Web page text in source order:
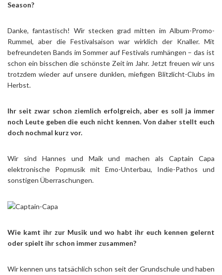
Season?
Danke, fantastisch! Wir stecken grad mitten im Album-Promo-
Rummel, aber die Festivalsaison war wirklich der Knaller. Mit
befreundeten Bands im Sommer auf Festivals rumhängen – das ist
schon ein bisschen die schönste Zeit im Jahr. Jetzt freuen wir uns
trotzdem wieder auf unsere dunklen, miefigen Blitzlicht-Clubs im
Herbst.
Ihr seit zwar schon ziemlich erfolgreich, aber es soll ja immer
noch Leute geben die euch nicht kennen. Von daher stellt euch
doch nochmal kurz vor.
Wir sind Hannes und Maik und machen als Captain Capa
elektronische Popmusik mit Emo-Unterbau, Indie-Pathos und
sonstigen Überraschungen.
Wie kamt ihr zur Musik und wo habt ihr euch kennen gelernt
oder spielt ihr schon immer zusammen?
Wir kennen uns tatsächlich schon seit der Grundschule und haben